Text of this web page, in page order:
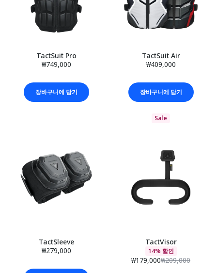
TactSuit Pro
₩749,000
장바구니에 담기
TactSuit Air
₩409,000
장바구니에 담기
TactSleeve
₩279,000
Sale
TactVisor
14% 할인
₩179,000₩209,000